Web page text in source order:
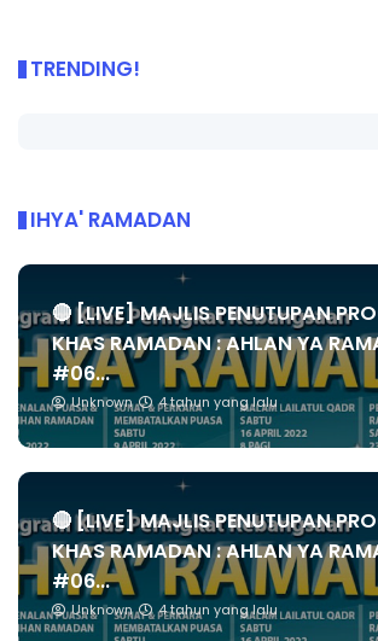
TRENDING!
IHYA' RAMADAN
🔴 [LIVE] MAJLIS PENUTUPAN
KHAS RAMADAN : AHLAN YA
#06...
Unknown 4 tahun yang lalu
🔴 [LIVE] MAJLIS PENUTUPAN
KHAS RAMADAN : AHLAN YA
#06...
Unknown 4 tahun yang lalu